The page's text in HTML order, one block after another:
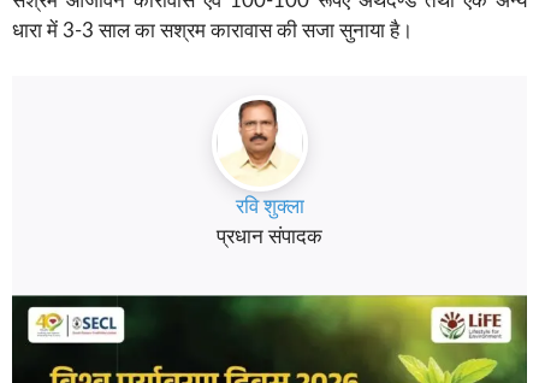
धारा में 3-3 साल का सश्रम कारावास की सजा सुनाया है।
रवि शुक्ला
प्रधान संपादक